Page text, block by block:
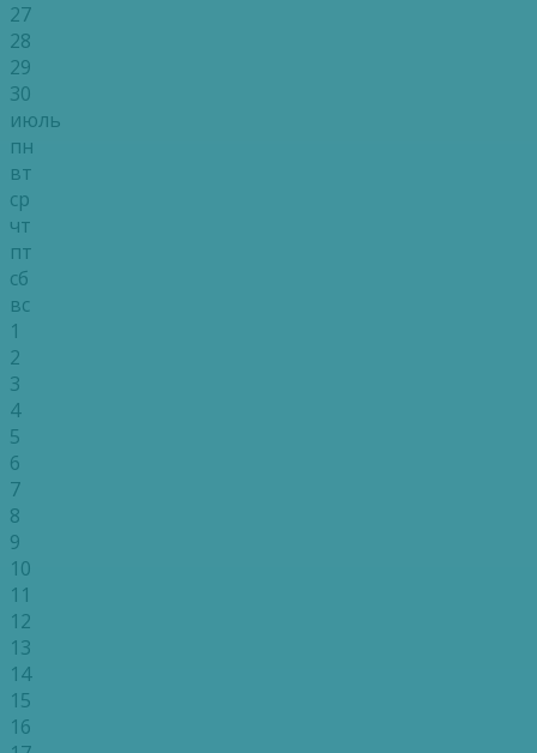
27
28
29
30
июль
пн
вт
ср
чт
пт
сб
вс
1
2
3
4
5
6
7
8
9
10
11
12
13
14
15
16